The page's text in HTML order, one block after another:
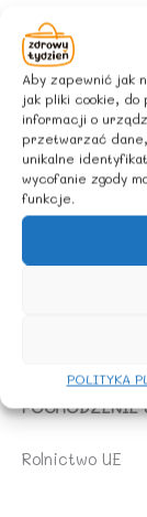
Aby zapewnić jak
jak pliki cookie, do
informacji o
przetwarzać
unikalne
wycofanie zgody
funkcje.
POLITYKA
Białko 11 g
Sól 0,01 g
INFORMACJA
Produkt może
NASIONA
ZALECANE
Przechowywać
POCHODZENIE
Rolnictwo UE